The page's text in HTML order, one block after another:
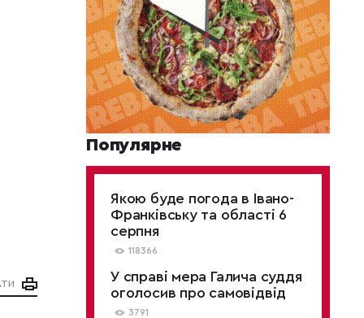
Популярне
Якою буде погода в Івано-
Франківську та області 6
серпня
118366
У справі мера Галича суддя
оголосив про самовідвід
3791